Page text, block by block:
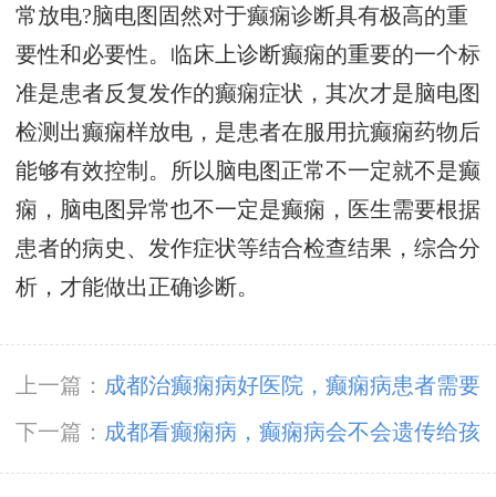
常放电?脑电图固然对于癫痫诊断具有极高的重
要性和必要性。临床上诊断癫痫的重要的一个标
准是患者反复发作的癫痫症状，其次才是脑电图
检测出癫痫样放电，是患者在服用抗癫痫药物后
能够有效控制。所以脑电图正常不一定就不是癫
痫，脑电图异常也不一定是癫痫，医生需要根据
患者的病史、发作症状等结合检查结果，综合分
析，才能做出正确诊断。
上一篇： 成都治癫痫病好医院，癫痫病患者需要
做好哪些预防措施?
下一篇： 成都看癫痫病，癫痫病会不会遗传给孩
子?